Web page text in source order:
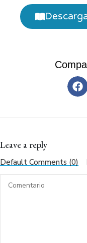
Leave a reply
Default Comments (0)